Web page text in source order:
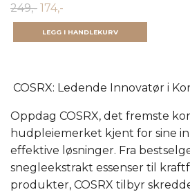
249,- 174,-
COSRX: Ledende Innovatør i
Oppdag COSRX, det fremste
hudpleiemerket kjent for sine
effektive løsninger. Fra
snegleekstrakt essenser til
produkter, COSRX tilbyr